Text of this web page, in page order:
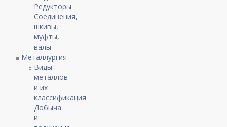
Редукторы
Соединения,
шкивы,
муфты,
валы
Металлургия
Виды
металлов
и их
классификация
Добыча
и